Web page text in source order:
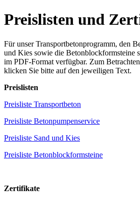
Preislisten und
Für unser Transportbetonprogramm, den
und Kies sowie die Betonblockformsteine
im PDF-Format verfügbar. Zum
klicken Sie bitte auf den jeweiligen Text.
Preislisten
Preisliste Transportbeton
Preisliste Betonpumpenservice
Preisliste Sand und Kies
Preisliste Betonblockformsteine
Zertifikate